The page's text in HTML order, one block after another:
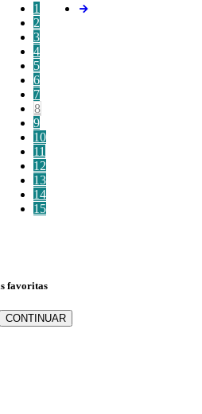
1
2
3
4
5
6
7
8
9
10
11
12
13
14
15
favoritas
CONTINUAR